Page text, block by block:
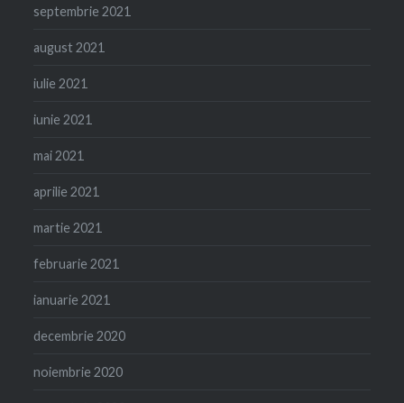
septembrie 2021
august 2021
iulie 2021
iunie 2021
mai 2021
aprilie 2021
martie 2021
februarie 2021
ianuarie 2021
decembrie 2020
noiembrie 2020